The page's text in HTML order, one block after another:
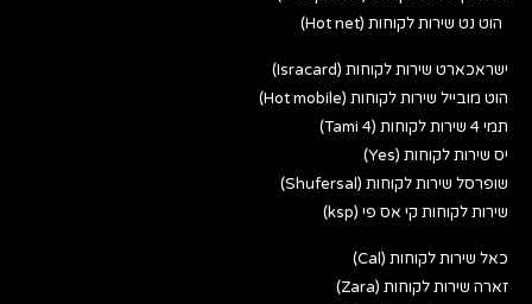
הוט נט שירות לקוחות (Hot net)
ישראכארט שירות לקוחות (Isracard)
הוט מובייל שירות לקוחות (Hot mobile)
תמי 4 שירות לקוחות (Tami 4)
יס שירות לקוחות (Yes)
שופרסל שירות לקוחות (Shufersal)
שירות לקוחות קי אס פי (ksp)
כאל שירות לקוחות (Cal)
זארה שירות לקוחות (Zara)